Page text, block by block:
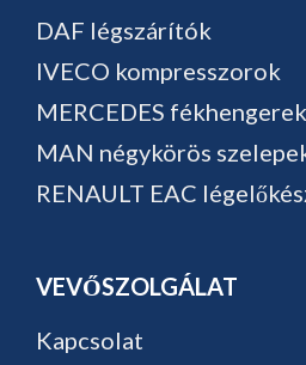
DAF légszárítók
IVECO kompresszorok
MERCEDES fékhengerek
MAN négykörös
RENAULT EAC
VEVŐSZOLGÁLAT
Kapcsolat